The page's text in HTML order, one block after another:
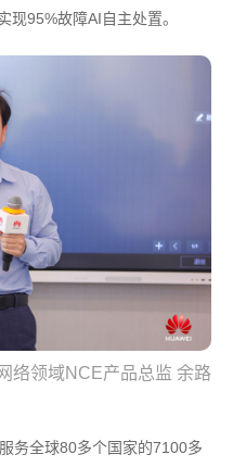
现95%故障AI自主处置。
络领域NCE产品总监 余路
务全球80多个国家的7100多